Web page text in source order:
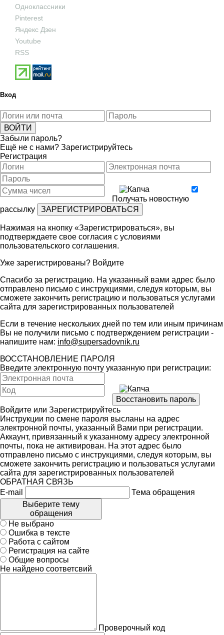
Одноклассники
Pinterest
Яндекс Дзен
Youtube
RSS
Вход
Забыли пароль?
Ещё не с нами? Зарегистрируйтесь
Регистрация
Получать новостную
рассылку
Нажимая на кнопку «Зарегистрироваться», вы
подтверждаете свое согласия с условиями
пользовательского соглашения.
Уже зарегистрированы? Войдите
Спасибо за регистрацию. На указанный вами адрес было
отправлено письмо с инструкциями, следуя которым, вы
сможете закончить регистрацию и пользоваться услугами
сайта для зарегистрированных пользователей
Если в течение нескольких дней по тем или иным причинам
Вы не получили письмо с подтверждением регистрации -
напишите нам: info@supersadovnik.ru
ВОССТАНОВЛЕНИЕ ПАРОЛЯ
Введите электронную почту указанную при регистрации:
Войдите или Зарегистрируйтесь
Инструкции по смене пароля высланы на адрес
электронной почты, указанный Вами при регистрации.
Аккаунт, привязанный к указанному адресу электронной
почты, пока не активирован. На этот адрес было
отправлено письмо с инструкциями, следуя которым, вы
сможете закончить регистрацию и пользоваться услугами
сайта для зарегистрированных пользователей
ОБРАТНАЯ СВЯЗЬ
E-mail
Тема обращения
Выберите тему
обращения
Не выбрано
Ошибка в тексте
Работа с сайтом
Регистрация на сайте
Общие вопросы
Не найдено соответсвий
Проверочный код